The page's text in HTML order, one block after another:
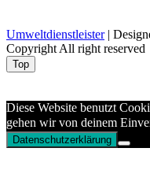
Umweltdienstleister|
Copyright All right reserved
Top
Diese Website benutzt
gehen wir von deinem
Datenschutzerklärung